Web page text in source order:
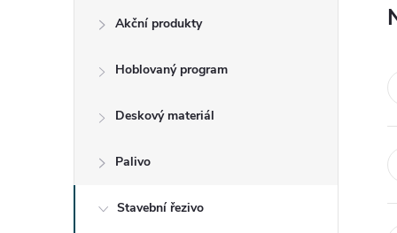
a
Akční produkty
Hoblovaný program
Deskový materiál
Palivo
Stavební řezivo